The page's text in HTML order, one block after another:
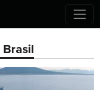
Brasil